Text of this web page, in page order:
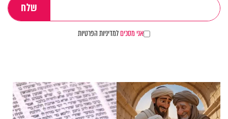
אני מסכיםלמדיניות הפרטיות